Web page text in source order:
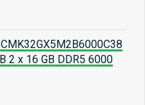
2 x 16 GB DDR5 6000